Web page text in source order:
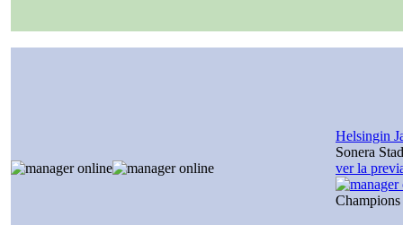
Helsingin
Sonera
ver la